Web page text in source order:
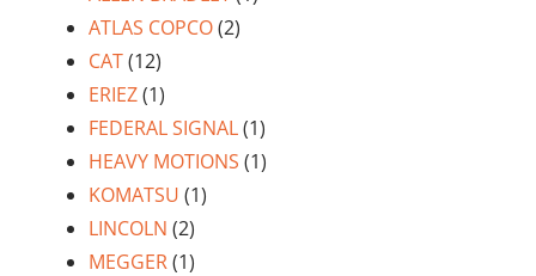
ATLAS COPCO(2)
CAT(12)
ERIEZ(1)
FEDERAL SIGNAL(1)
HEAVY MOTIONS (1)
KOMATSU (1)
LINCOLN (2)
MEGGER(1)